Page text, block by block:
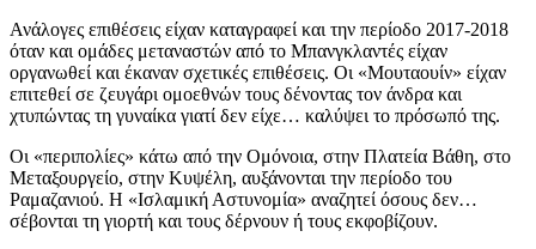
Ανάλογες επιθέσεις είχαν καταγραφεί και την περίοδο 2017-2018
όταν και ομάδες μεταναστών από το Μπανγκλαντές είχαν
οργανωθεί και έκαναν σχετικές επιθέσεις. Οι «Μουταουίν» είχαν
επιτεθεί σε ζευγάρι ομοεθνών τους δένοντας τον άνδρα και
χτυπώντας τη γυναίκα γιατί δεν είχε… καλύψει το πρόσωπό της.
Οι «περιπολίες» κάτω από την Ομόνοια, στην Πλατεία Βάθη, στο
Μεταξουργείο, στην Κυψέλη, αυξάνονται την περίοδο του
Ραμαζανιού. Η «Ισλαμική Αστυνομία» αναζητεί όσους δεν…
σέβονται τη γιορτή και τους δέρνουν ή τους εκφοβίζουν.